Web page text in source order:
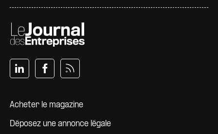
Pied de page
Acheter le magazine
Déposez une annonce légale